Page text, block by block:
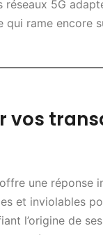
5G
qui rame encore
vos
une réponse
et inviolables
l’origine de